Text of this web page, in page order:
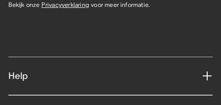
Bekijk onze Privacyverklaring voor meer informatie.
Help